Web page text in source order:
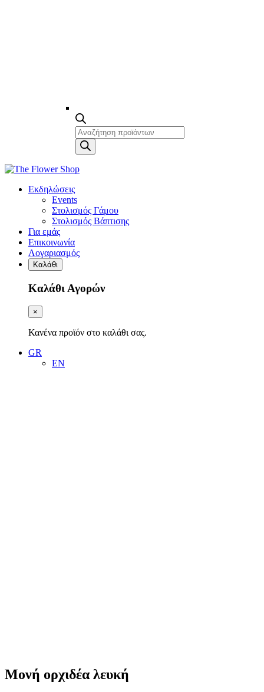
Products
search
Εκδηλώσεις
Events
Στολισμός Γάμου
Στολισμός Βάπτισης
Για εμάς
Επικοινωνία
Λογαριασμός
Καλάθι
Καλάθι Αγορών
×
Κανένα προϊόν στο καλάθι σας.
GR
EN
Μονή ορχιδέα λευκή